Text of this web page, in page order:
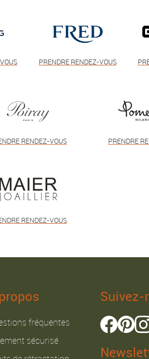
PRENDRE RENDEZ-VOUS
RENDEZ-VOUS PRENDRE
RENDEZ-VOUS
fréquentes
sécurisé
Suivez-